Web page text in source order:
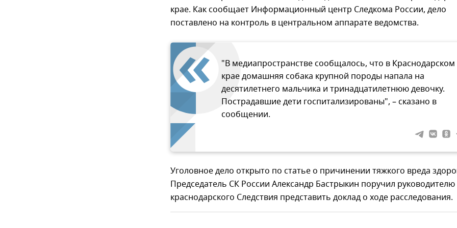
крае. Как сообщает Информационный центр Следкома России, дело
поставлено на контроль в центральном аппарате ведомства.
"В медиапространстве сообщалось, что в Краснодарском
крае домашняя собака крупной породы напала на
десятилетнего мальчика и тринадцатилетнюю девочку.
Пострадавшие дети госпитализированы", – сказано в
сообщении.
Уголовное дело открыто по статье о причинении тяжкого вреда
Председатель СК России Александр Бастрыкин поручил руководителю
краснодарского Следствия представить доклад о ходе расследования.